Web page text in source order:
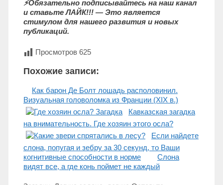
⚡Обязательно подписывайтесь на наш канал
и ставьте ЛАЙК!!! — Это является
стимулом для нашего развития и новых
публикаций.
Просмотров 625
Похожие записи:
Как барон Де Болт лошадь располовинил.
Визуальная головоломка из Франции (XIX в.)
Кавказская загадка
на внимательность. Где хозяин этого осла?
Если найдете
слона, попугая и зебру за 30 секунд, то Ваши
когнитивные способности в норме
Слона
видят все, а где конь поймет не каждый